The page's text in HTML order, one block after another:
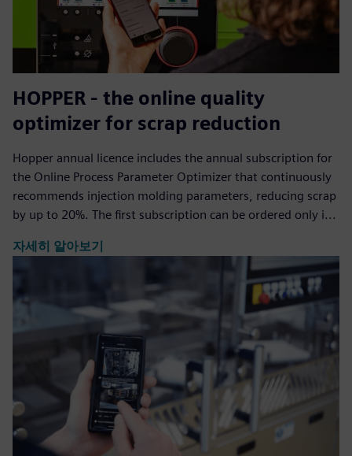
HOPPER - the online quality
optimizer for scrap reduction
Hopper annual licence includes the annual subscription for
the Online Process Parameter Optimizer that continuously
recommends injection molding parameters, reducing scrap
by up to 20%. The first subscription can be ordered only i...
자세히 알아보기